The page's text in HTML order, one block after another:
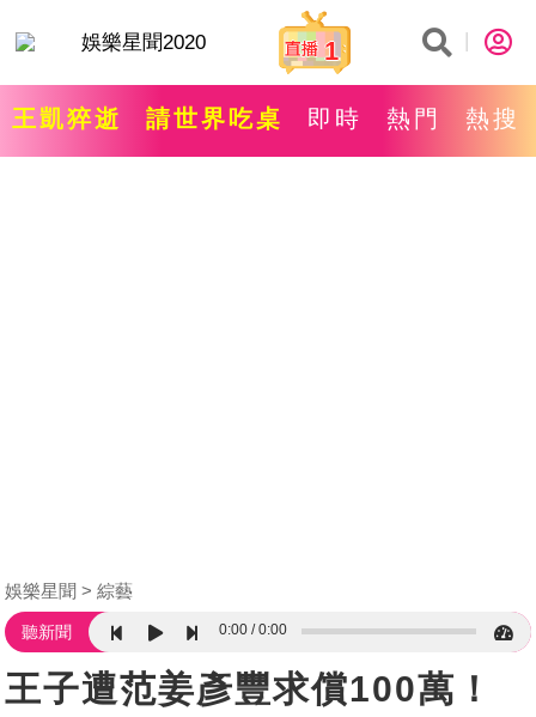
1
王凱猝逝 請世界吃桌 即時 熱門 熱搜
娛樂星聞 綜藝
聽新聞 0:00 0:00
王子遭范姜彥豐求償100萬！